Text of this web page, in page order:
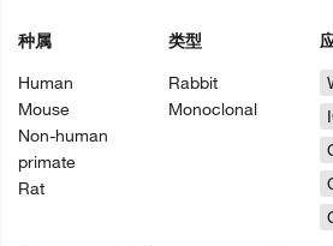
种属
Human
Mouse
Non-human
primate
Rat
类型
Rabbit
Monoclonal